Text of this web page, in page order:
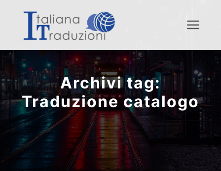
Archivi tag:
Traduzione catalogo